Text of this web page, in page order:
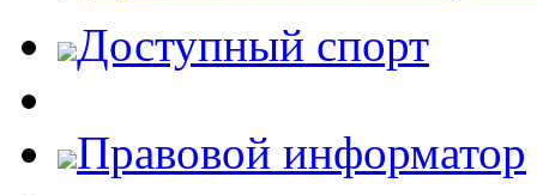
Доступный спорт
Правовой информатор